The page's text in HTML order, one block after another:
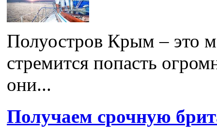
Полуостров Крым – это
стремится попасть
они...
Получаем срочную